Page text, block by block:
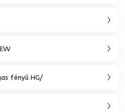
fényű HG/